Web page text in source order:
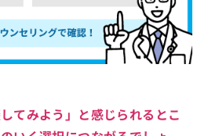
てみよう」と感じられるとこ